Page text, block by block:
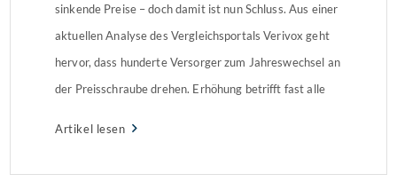
sinkende Preise – doch damit ist nun Schluss. Aus einer
aktuellen Analyse des Vergleichsportals Verivox geht
hervor, dass hunderte Versorger zum Jahreswechsel an
der Preisschraube drehen. Erhöhung betrifft fast alle
Artikel lesen